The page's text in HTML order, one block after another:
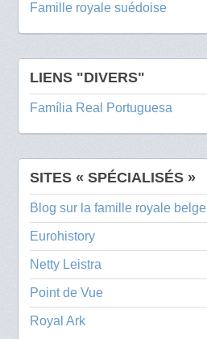
Famille royale suédoise
LIENS "DIVERS"
Família Real Portuguesa
SITES « SPÉCIALISÉS »
Blog sur la famille royale belge
Eurohistory
Netty Leistra
Point de Vue
Royal Ark